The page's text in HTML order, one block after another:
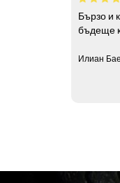
Бързо и
бъдеще
Илиан